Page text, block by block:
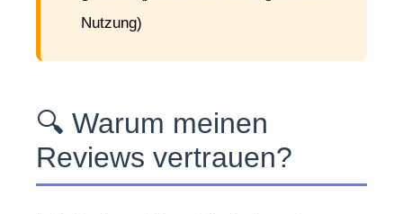
Nutzung)
🔍 Warum meinen
Reviews vertrauen?